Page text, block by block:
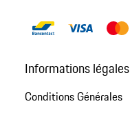
Informations légales
Conditions Générales